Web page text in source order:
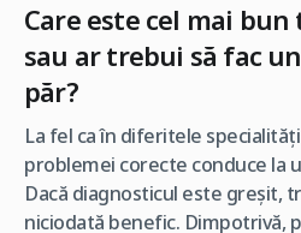
Care este cel mai
sau ar trebui să fac
păr?
La fel ca în diferitele
problemei corecte conduce la
Dacă diagnosticul este greșit,
niciodată benefic. Dimpotrivă,